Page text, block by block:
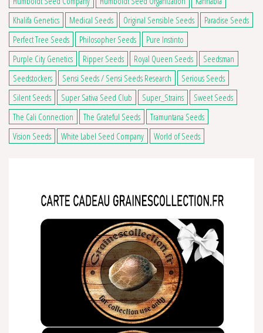
Khalifa Genetics
Medical Seeds Original Sensible Seeds
Paradise Seeds
Perfect Tree Seeds
Philosopher Seeds
Pure Instinto
Purple City Genetics
Ripper Seeds Royal Queen Seeds
Seedsman
Seedstockers
Sensi Seeds / Sensi Seeds Research
Serious Seeds
Silent Seeds
Super Sativa Seed Club Super_Strains
Sweet Seeds
The Cali Connection
The Grateful Seeds
Tramuntana Seeds
Vision Seeds
White Label Seed Company World of Seeds